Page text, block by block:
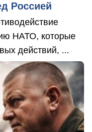
Россией
НАТО, которые
действий, ...